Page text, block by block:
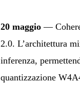
20 maggio —
2.0. L’architettura
inferenza,
quantizzazione